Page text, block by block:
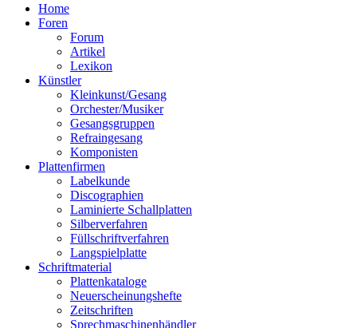
Home
Foren
Forum
Artikel
Lexikon
Künstler
Kleinkunst/Gesang
Orchester/Musiker
Gesangsgruppen
Refraingesang
Komponisten
Plattenfirmen
Labelkunde
Discographien
Laminierte Schallplatten
Silberverfahren
Füllschriftverfahren
Langspielplatte
Schriftmaterial
Plattenkataloge
Neuerscheinungshefte
Zeitschriften
Sprechmaschinenhändler